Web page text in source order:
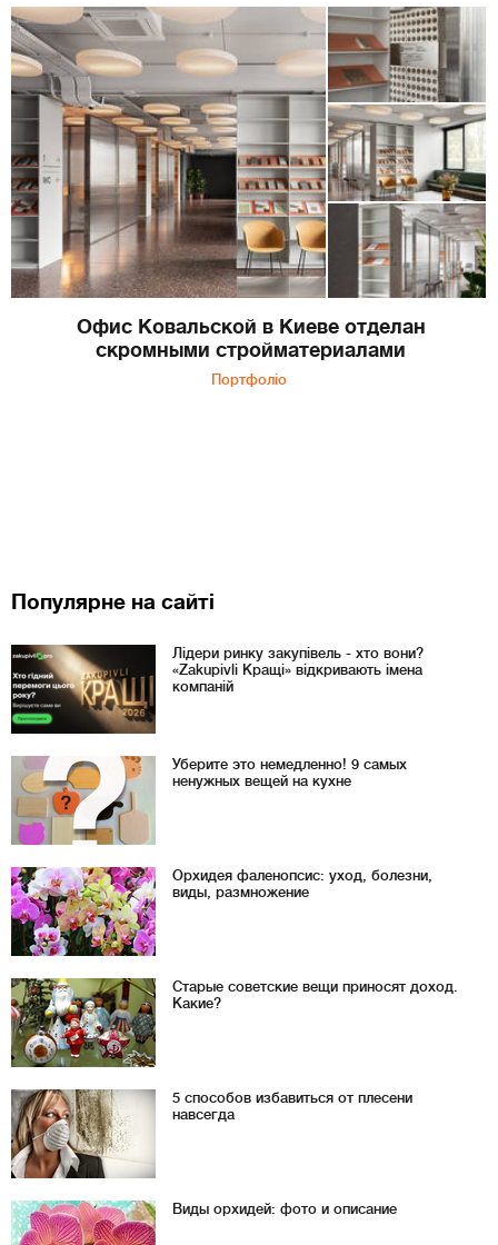
Офис Ковальской в Киеве отделан
скромными стройматериалами
Портфоліо
Популярне на сайті
Лідери ринку закупівель - хто вони?
«Zakupivli Кращі» відкривають імена
компаній
Уберите это немедленно! 9 самых
ненужных вещей на кухне
Орхидея фаленопсис: уход, болезни,
виды, размножение
Старые советские вещи приносят доход.
Какие?
5 способов избавиться от плесени
навсегда
Виды орхидей: фото и описание